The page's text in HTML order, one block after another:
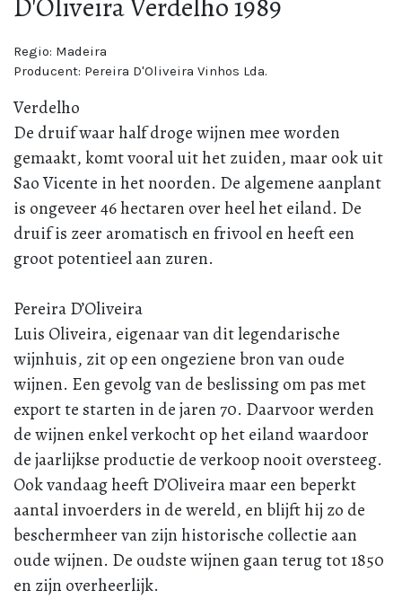
Regio: Madeira
Producent: Pereira D'Oliveira Vinhos Lda.
Verdelho
De druif waar half droge wijnen mee worden
gemaakt, komt vooral uit het zuiden, maar ook uit
Sao Vicente in het noorden. De algemene aanplant
is ongeveer 46 hectaren over heel het eiland. De
druif is zeer aromatisch en frivool en heeft een
groot potentieel aan zuren.
Pereira D’Oliveira
Luis Oliveira, eigenaar van dit legendarische
wijnhuis, zit op een ongeziene bron van oude
wijnen. Een gevolg van de beslissing om pas met
export te starten in de jaren 70. Daarvoor werden
de wijnen enkel verkocht op het eiland waardoor
de jaarlijkse productie de verkoop nooit oversteeg.
Ook vandaag heeft D’Oliveira maar een beperkt
aantal invoerders in de wereld, en blijft hij zo de
beschermheer van zijn historische collectie aan
oude wijnen. De oudste wijnen gaan terug tot 1850
en zijn overheerlijk.